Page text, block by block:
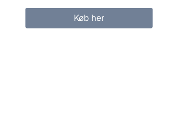
Køb her